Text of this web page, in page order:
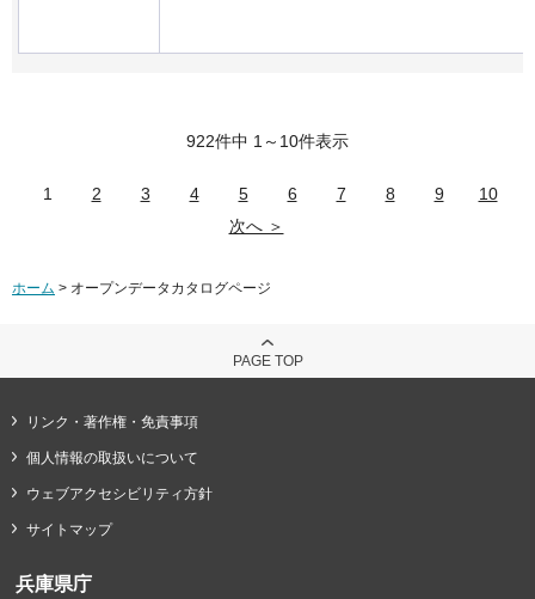
922件中 1～10件表示
1 2 3 4 5 6 7 8 9
10
次へ ＞
ホーム > オープンデータカタログページ
PAGE TOP
リンク・著作権・免責事項
個人情報の取扱いについて
ウェブアクセシビリティ方針
サイトマップ
兵庫県庁